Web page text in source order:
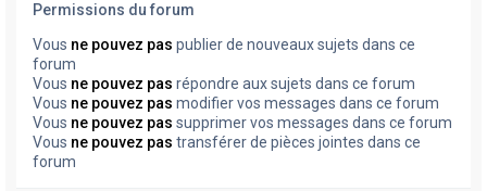
Permissions du forum
Vous ne pouvez pas publier de nouveaux sujets dans ce
forum
Vous ne pouvez pas répondre aux sujets dans ce forum
Vous ne pouvez pas modifier vos messages dans ce forum
Vous ne pouvez pas supprimer vos messages dans ce forum
Vous ne pouvez pas transférer de pièces jointes dans ce
forum